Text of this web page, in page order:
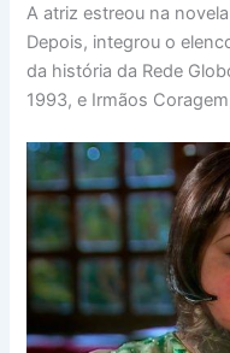
A atriz estreou na
Depois, integrou o
da história da Rede
1993, e Irmãos